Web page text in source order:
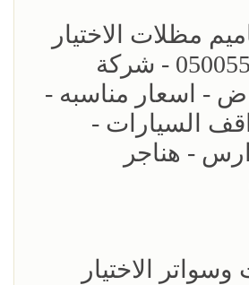
مظلات الاختيار
الاول - 0500559613 - شركة
- اسعار مناسبه -
السيارات -
- هناجر
الاختيار